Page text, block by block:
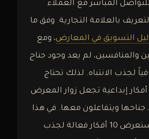
المباشر مع العملاء
بالعلامة التجارية. وفق ما
التسويق في المعارض، ومع
والمنافسين، لم يعد وجود جناح
لجذب الانتباه. لذلك تحتاج
إبداعية تجعل زوار المعرض
جناحها ويتفاعلون معها. في هذا
المقال نستعرض 10 أفكار فعالة لجذب